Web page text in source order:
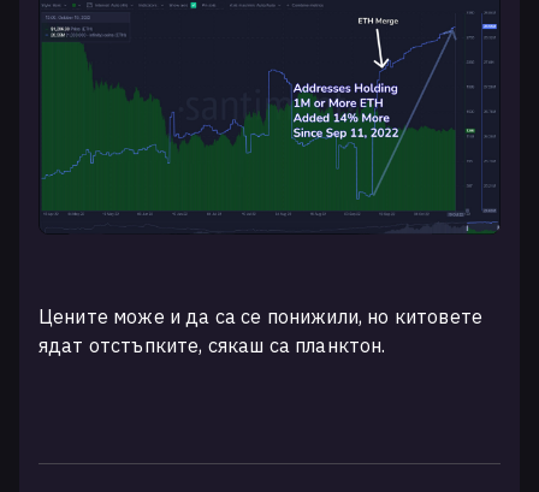
Цените може и да са се понижили, но китовете
ядат отстъпките, сякаш са планктон.